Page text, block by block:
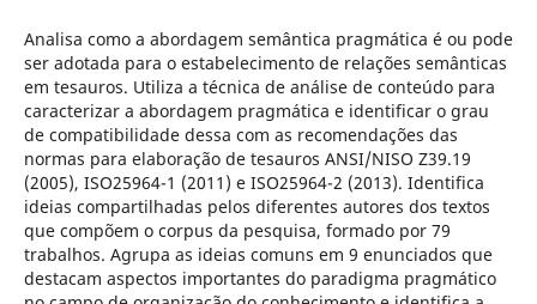
Analisa como a abordagem semântica pragmática é ou pode
ser adotada para o estabelecimento de relações semânticas
em tesauros. Utiliza a técnica de análise de conteúdo para
caracterizar a abordagem pragmática e identificar o grau
de compatibilidade dessa com as recomendações das
normas para elaboração de tesauros ANSI/NISO Z39.19
(2005), ISO25964-1 (2011) e ISO25964-2 (2013). Identifica
ideias compartilhadas pelos diferentes autores dos textos
que compõem o corpus da pesquisa, formado por 79
trabalhos. Agrupa as ideias comuns em 9 enunciados que
destacam aspectos importantes do paradigma pragmático